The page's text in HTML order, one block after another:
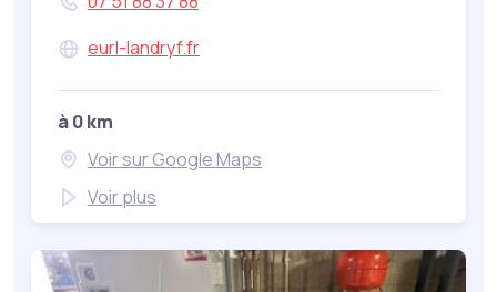
eurl-landryf.fr
à 0 km
Voir sur Google Maps
Voir plus